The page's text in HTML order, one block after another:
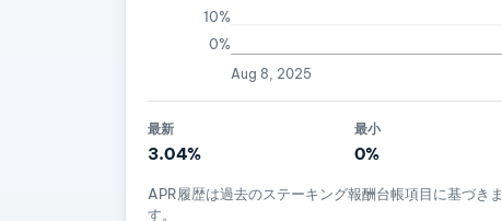
10%
0%
Aug 8, 2025
最新
3.04%
最小
0%
APR履歴は過去のステーキング報酬台帳項目に基づき
す。